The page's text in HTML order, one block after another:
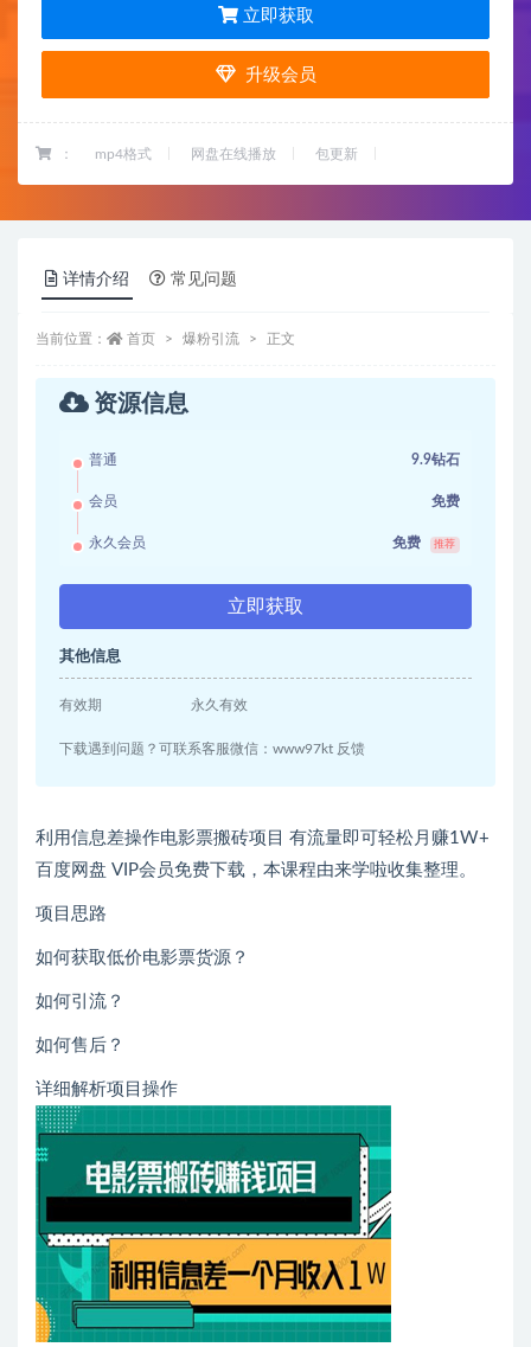
立即获取
升级会员
： mp4格式 网盘在线播放 包更新
详情介绍 常见问题
当前位置： 首页 爆粉引流 正文
资源信息
普通 9.9钻石
会员 免费
永久会员 免费 推荐
立即获取
其他信息
有效期 永久有效
下载遇到问题？可联系客服微信：www97kt 反馈
利用信息差操作电影票搬砖项目 有流量即可轻松月赚1W+
百度网盘 VIP会员免费下载，本课程由来学啦收集整理。
项目思路
如何获取低价电影票货源？
如何引流？
如何售后？
详细解析项目操作